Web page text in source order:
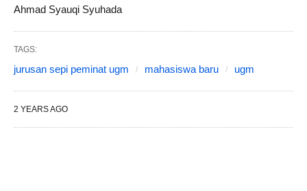
Ahmad Syauqi Syuhada
TAGS:
jurusan sepi peminat ugm mahasiswa baru ugm
2 YEARS AGO